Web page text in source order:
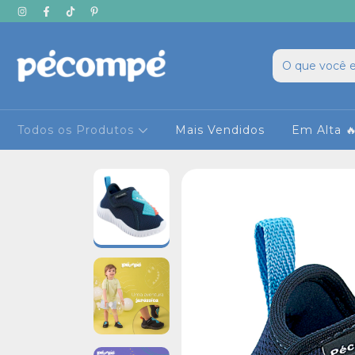
Todos os Produtos Mais Vendidos Em Alta